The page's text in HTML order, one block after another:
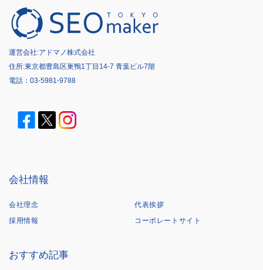
運営会社:アドマノ株式会社
住所:東京都豊島区巣鴨1丁目14-7 青葉ビル7階
電話： 03-5981-9788
会社情報
会社理念
代表挨拶
採用情報
コーポレートサイト
おすすめ記事